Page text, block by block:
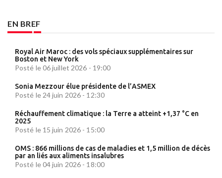
EN BREF
Royal Air Maroc : des vols spéciaux supplémentaires sur
Boston et New York
Posté le 06 juillet 2026 - 19:00
Sonia Mezzour élue présidente de l’ASMEX
Posté le 24 juin 2026 - 12:30
Réchauffement climatique : la Terre a atteint +1,37 °C en
2025
Posté le 15 juin 2026 - 15:00
OMS : 866 millions de cas de maladies et 1,5 million de décès
par an liés aux aliments insalubres
Posté le 04 juin 2026 - 18:00